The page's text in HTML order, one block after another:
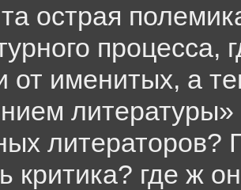
острая
от именитых, а
литераторов?
критика? где ж